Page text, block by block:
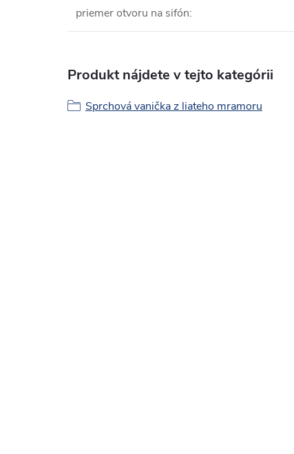
priemer otvoru na sifón:
Produkt nájdete v tejto kategórii
Sprchová vanička z liateho mramoru